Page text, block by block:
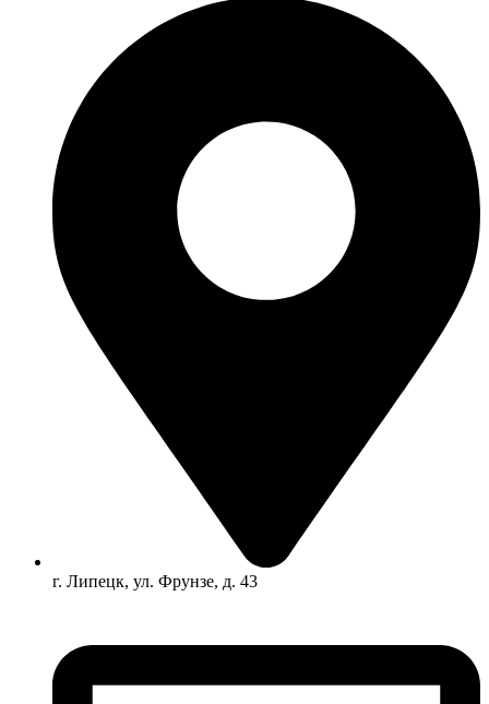
г. Липецк, ул. Фрунзе, д. 43